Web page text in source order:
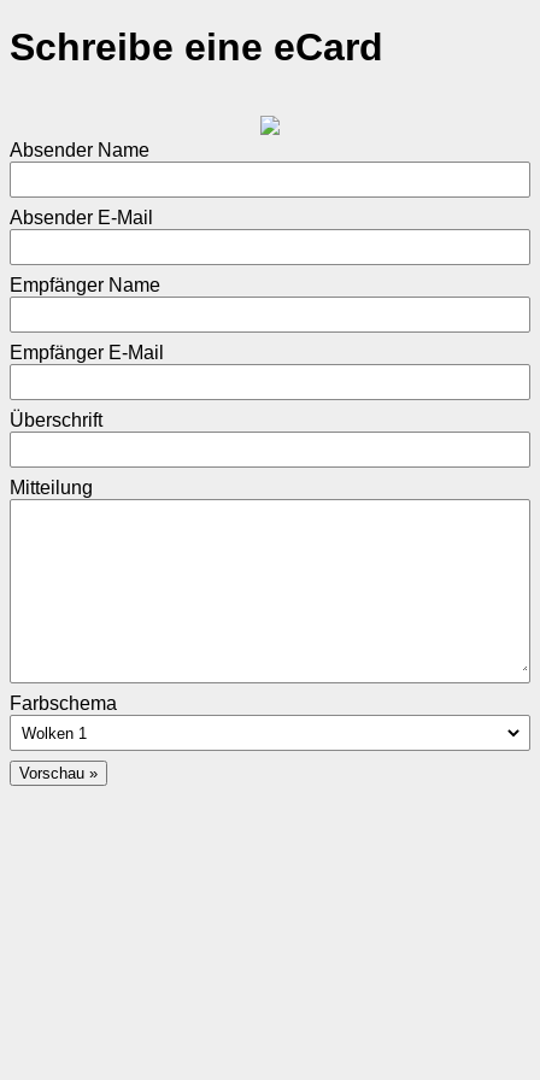
Schreibe eine eCard
Absender Name
Absender E-Mail
Empfänger Name
Empfänger E-Mail
Überschrift
Mitteilung
Farbschema